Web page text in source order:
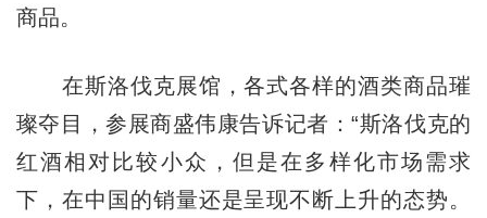
商品。
在斯洛伐克展馆，各式各样的酒类商品璀
璨夺目，参展商盛伟康告诉记者：“斯洛伐克的
红酒相对比较小众，但是在多样化市场需求
下，在中国的销量还是呈现不断上升的态势。